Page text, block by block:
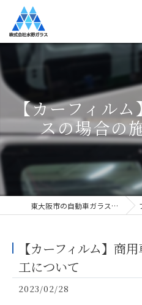
【カーフィル
スの場合の
東大阪市の自動車ガラス専門店・株式会社水野ガラス
【カーフィルム】商
工について
2023/02/28